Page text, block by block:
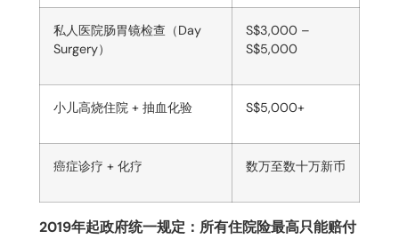
私人医院肠胃镜检查（Day
Surgery）
S$3,000 –
S$5,000
小儿高烧住院 + 抽血化验 S$5,000+
癌症诊疗 + 化疗 数万至数十万新币
2019年起政府统一规定：所有住院险最高只能赔付